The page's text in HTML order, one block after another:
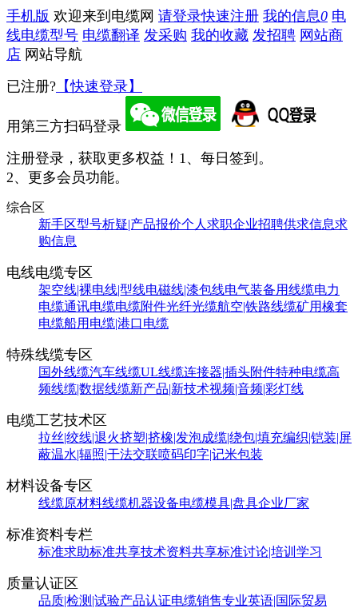
手机版 欢迎来到电缆网 请登录快速注册 我的信息0 电
线电缆型号 电缆翻译 发采购 我的收藏 发招聘 网站商
店 网站导航
已注册? 【快速登录】
用第三方扫码登录
注册登录，获取更多权益！ 1、每日签到。
2、更多会员功能。
综合区
新手区型号析疑|产品报价个人求职企业招聘供求信息求
购信息
电线电缆专区
架空线|裸电线|型线电磁线|漆包线电气装备用线缆电力
电缆通讯电缆电缆附件光纤光缆航空|铁路线缆矿用橡套
电缆船用电缆|港口电缆
特殊线缆专区
国外线缆汽车线缆UL线缆连接器|插头附件特种电缆高
频线缆|数据线缆新产品|新技术视频|音频|彩灯线
电缆工艺技术区
拉丝|绞线|退火挤塑|挤橡|发泡成缆|绕包|填充编织|铠装|屏
蔽温水|辐照|干法交联喷码印字|记米包装
材料设备专区
线缆原材料线缆机器设备电缆模具|盘具企业厂家
标准资料专栏
标准求助标准共享技术资料共享标准讨论|培训学习
质量认证区
品质|检测|试验产品认证电缆销售专业英语|国际贸易